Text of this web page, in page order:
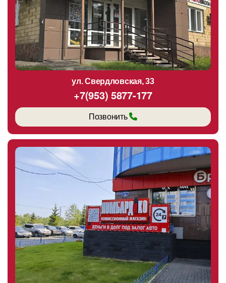
ул. Свердловская, 33
+7(953) 5877-177
Позвонить